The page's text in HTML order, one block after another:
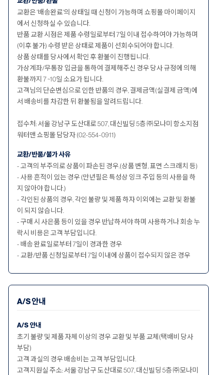
교환은 '배송완료'의 상태일 때 신청이 가능하며 쇼핑몰 마이페이지
에서 신청하실 수 있습니다.
반품 교환 시점은 제품 수령일로부터 7일 이내 접수하여야 가능하며
(이후 불가) 수령 받은 상태로 제품이 선회수되어야 합니다.
상품 상태를 당사에서 확인 후 환불이 진행됩니다.
가상계좌/무통장 입금을 통하여 결제해주신 경우 당사 규정에 의해
환불까지 7 ~10일 소요가 됩니다.
고객님의 단순변심으로 인한 반품의 경우, 결제금액(실결제 금액)에
서 배송비를 차감한 뒤 환불됨을 알려드립니다.
접수처: 서울 강남구 도산대로 507, 대신빌딩 5층 ㈜모나미 항소지점
워터맨 쇼핑몰 담당자 (02-554-0911)
교환/반품/불가 사유
- 고객의 부주의로 상품이 파손된 경우.(상품 변형, 표면 스크래치 등)
- 사용 흔적이 있는 경우 (만년필은 특성상 잉크 주입 등의 사용을 하
지 않아야 합니다.)
- 각인된 상품의 경우, 각인 불량 및 제품 하자 이외에는 교환 및 환불
이 되지 않습니다.
- 구매 시 사은품 등이 있을 경우 반납하셔야 하며 사용하거나 회송 누
락시 비용은 고객 부담입니다.
- 배송 완료일로부터 7일이 경과한 경우
- 교환/반품 신청일로부터 7일 이내에 상품이 접수되지 않은 경우
A/S 안내
A/S 안내
초기 불량 및 제품 자체 이상의 경우 교환 및 부품 교체(택배비 당사
부담)
고객 과실의 경우 배송비는 고객 부담입니다.
고객지원실 주소: 서울 강남구 도산대로 507, 대신빌딩 5층 ㈜모나미